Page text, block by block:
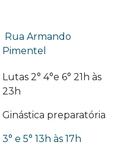
Rua Armando
Pimentel
Lutas 2° 4°e 6° 21h às
23h
Ginástica preparatória
3° e 5° 13h às 17h